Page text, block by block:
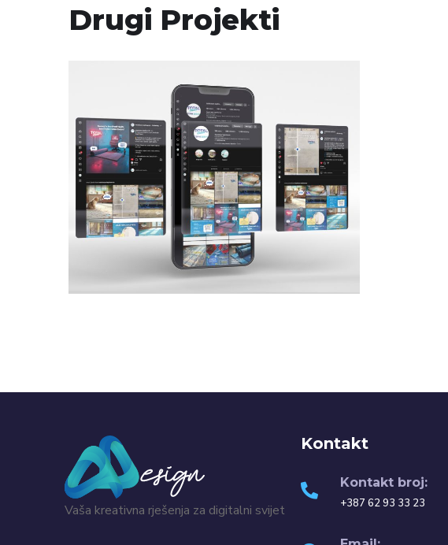
Drugi Projekti
Vođenje društvenih
mreža – Total Clean
Vaša kreativna rješenja za digitalni svijet
Kontakt
Kontakt broj:
+387 62 93 33 23